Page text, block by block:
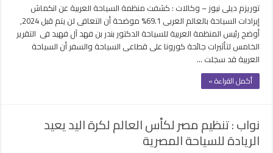
توريزم ديلى نيوز – وكالات : كشفت منظمة السياحة العربية عن انكماش
إيرادات السياحة بالعالم العربى 69.1% موضحة أن التعافى لن يتم قبل 2024,
أوضح رئيس المنظمة العربية للسياحة الدكتور بندر بن فهد آل فهيد فى التقرير
الخامس لتأثيرات جائحة كورونا على قطاعى السياحة والسفر أن السياحة
العربية قد سجلت …
أكمل القراءة »
نواب : تنظيم مصر لكأس العالم لكرة اليد يعيد
الريادة للسياحة المصرية